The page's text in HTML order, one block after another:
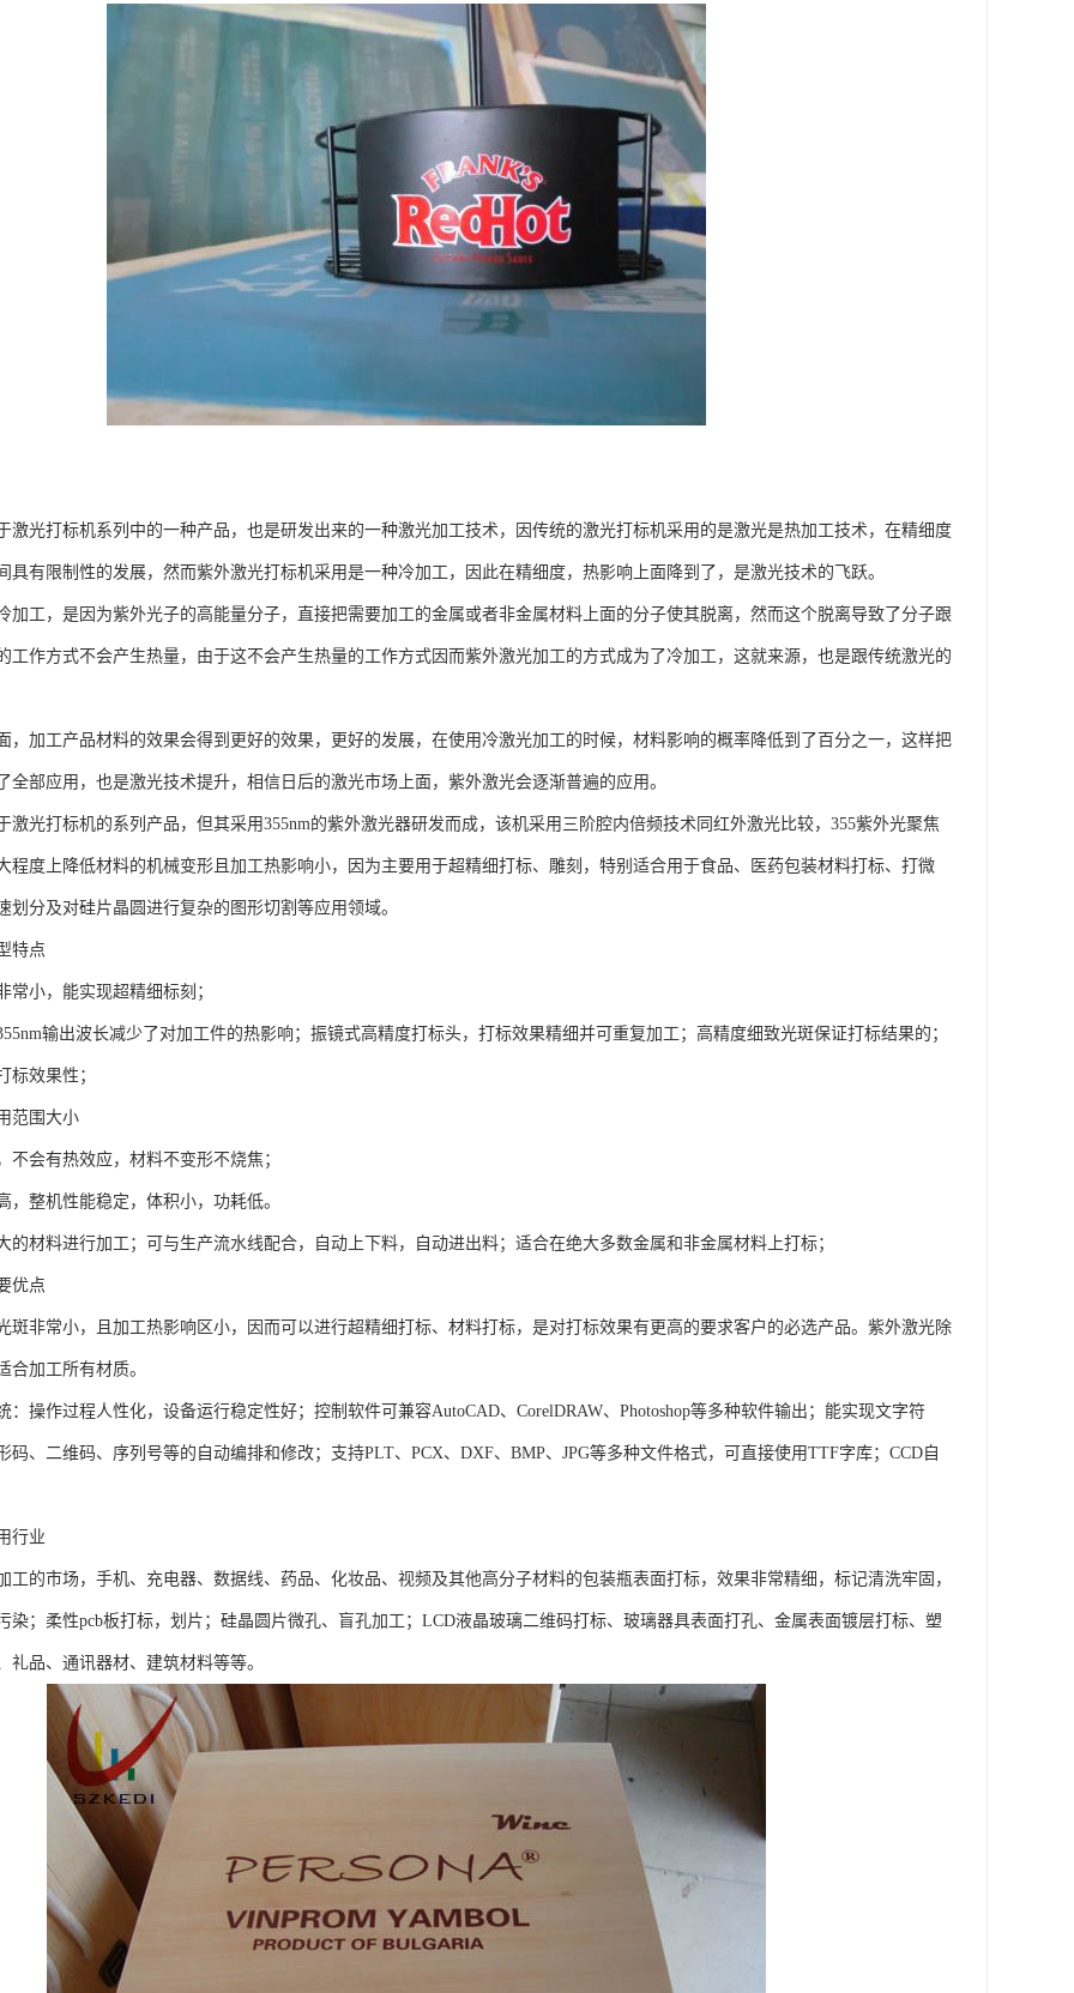
激光打标机系列中的一种产品，也是研发出来的一种激光加工技术，因传统的激光打标机采用的是激光是热加工技术，在精细度
具有限制性的发展，然而紫外激光打标机采用是一种冷加工，因此在精细度，热影响上面降到了，是激光技术的飞跃。
加工，是因为紫外光子的高能量分子，直接把需要加工的金属或者非金属材料上面的分子使其脱离，然而这个脱离导致了分子跟
工作方式不会产生热量，由于这不会产生热量的工作方式因而紫外激光加工的方式成为了冷加工，这就来源，也是跟传统激光的
，加工产品材料的效果会得到更好的效果，更好的发展，在使用冷激光加工的时候，材料影响的概率降低到了百分之一，这样把
全部应用，也是激光技术提升，相信日后的激光市场上面，紫外激光会逐渐普遍的应用。
激光打标机的系列产品，但其采用355nm的紫外激光器研发而成，该机采用三阶腔内倍频技术同红外激光比较，355紫外光聚焦
程度上降低材料的机械变形且加工热影响小，因为主要用于超精细打标、雕刻，特别适合用于食品、医药包装材料打标、打微
划分及对硅片晶圆进行复杂的图形切割等应用领域。
特点
常小，能实现超精细标刻；
输出波长减少了对加工件的热影响；振镜式高精度打标头，打标效果精细并可重复加工；高精度细致光斑保证打标结果的；
标效果性；
范围大小
不会有热效应，材料不变形不烧焦；
，整机性能稳定，体积小，功耗低。
的材料进行加工；可与生产流水线配合，自动上下料，自动进出料；适合在绝大多数金属和非金属材料上打标；
优点
斑非常小，且加工热影响区小，因而可以进行超精细打标、材料打标，是对打标效果有更高的要求客户的必选产品。紫外激光除
合加工所有材质。
：操作过程人性化，设备运行稳定性好；控制软件可兼容AutoCAD、CorelDRAW、Photoshop等多种软件输出；能实现文字符
码、二维码、序列号等的自动编排和修改；支持PLT、PCX、DXF、BMP、JPG等多种文件格式，可直接使用TTF字库；CCD自
行业
工的市场，手机、充电器、数据线、药品、化妆品、视频及其他高分子材料的包装瓶表面打标，效果非常精细，标记清洗牢固，
染；柔性pcb板打标，划片；硅晶圆片微孔、盲孔加工；LCD液晶玻璃二维码打标、玻璃器具表面打孔、金属表面镀层打标、塑
礼品、通讯器材、建筑材料等等。